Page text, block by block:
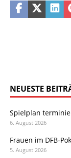
NEUESTE
Spielplan
6. August 2026
Frauen im DFB-
5. August 2026